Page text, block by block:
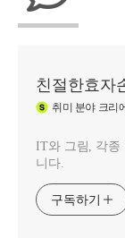
친절한효자
취미 분야 크리
IT와 그림, 각종
니다.
구독하기